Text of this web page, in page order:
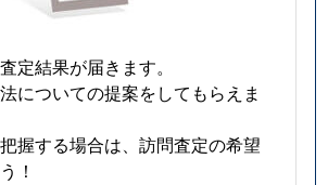
定結果が届きます。
についての提案をしてもらえま
握する場合は、訪問査定の希望
！